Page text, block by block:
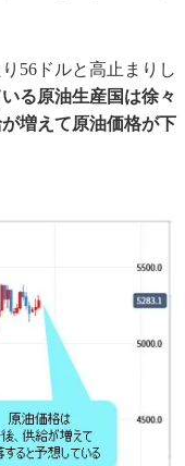
56ドルと高止まりし
る原油生産国は徐々
増えて原油価格が下